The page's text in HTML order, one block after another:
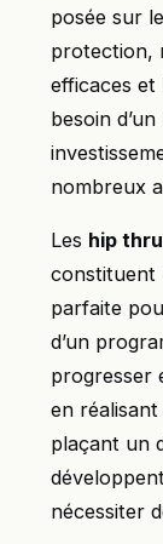
posée sur
protection,
efficaces et
besoin
nombreux
Les hip
constituent
parfaite
d’un
progresser
en
plaçant un
nécessiter